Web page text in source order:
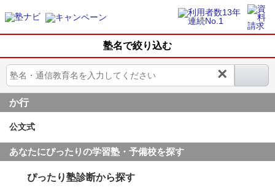
塾名で絞り込む
×
か行
公文式
あなたにぴったりの学習塾・予備校を探す
ぴったり塾診断から探す